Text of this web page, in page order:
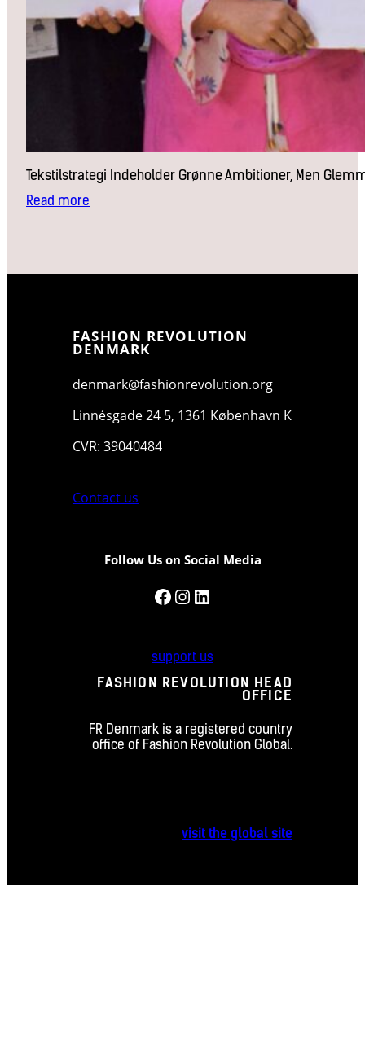
Tekstilstrategi Indeholder Grønne Ambitioner, Men
Read more
men
ligningen
FASHION REVOLUTION
DENMARK
denmark@fashionrevolution.org
Linnésgade 24 5, 1361 København K
CVR: 39040484
Contact us
Follow Us on Social Media
Facebook Instagram LinkedIn
support us
FASHION REVOLUTION HEAD
OFFICE
FR Denmark is a registered country
office of Fashion Revolution Global.
visit the global site